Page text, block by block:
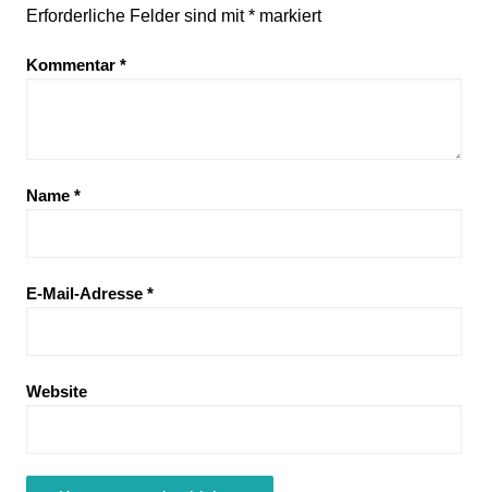
Erforderliche Felder sind mit*markiert
Kommentar *
Name *
E-Mail-Adresse *
Website